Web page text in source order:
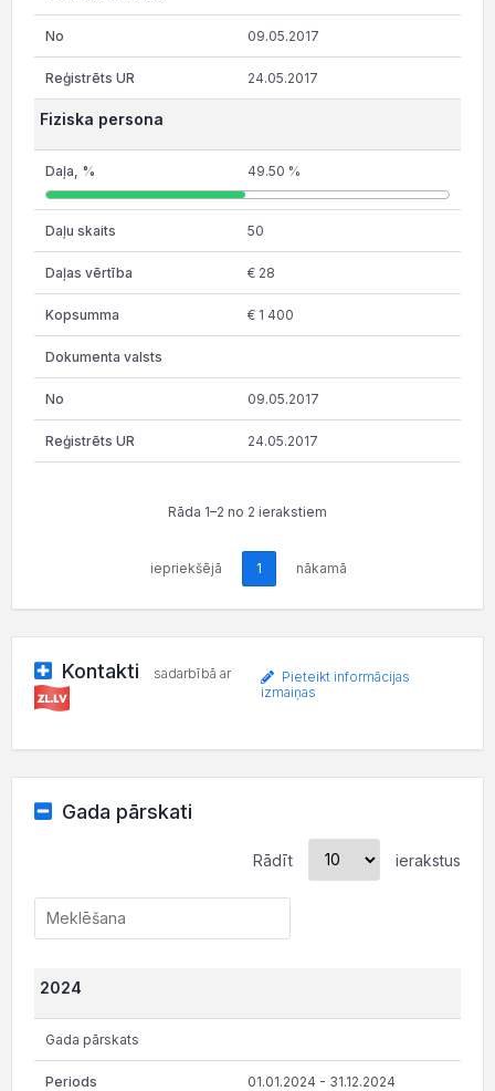
09.05.2017
24.05.2017
Fiziska persona
49.50 %
50
€ 28
€ 1 400
09.05.2017
24.05.2017
Rāda 1–2 no 2 ierakstiem
iepriekšējā 1 nākamā
Kontakti sadarbībā ar
Pieteikt informācijas
izmaiņas
Gada pārskati
Rādīt ierakstus
2024
Gada pārskats
01.01.2024 - 31.12.2024